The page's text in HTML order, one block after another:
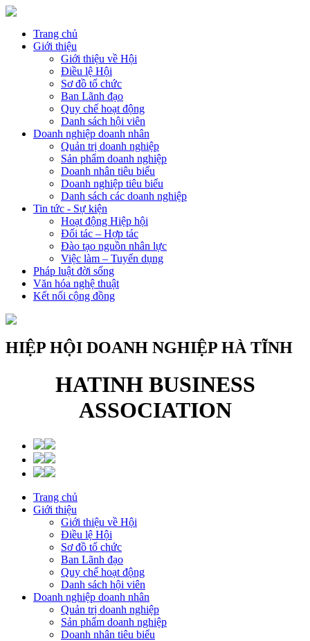
Trang chủ
Giới thiệu
Giới thiệu về Hội
Điều lệ Hội
Sơ đồ tổ chức
Ban Lãnh đạo
Quy chế hoạt động
Danh sách hội viên
Doanh nghiệp doanh nhân
Quản trị doanh nghiệp
Sản phẩm doanh nghiệp
Doanh nhân tiêu biểu
Doanh nghiệp tiêu biểu
Danh sách các doanh nghiệp
Tin tức - Sự kiện
Hoạt động Hiệp hội
Đối tác – Hợp tác
Đào tạo nguồn nhân lực
Việc làm – Tuyển dụng
Pháp luật đời sống
Văn hóa nghệ thuật
Kết nối cộng đồng
HIỆP HỘI DOANH NGHIỆP HÀ TĨNH
HATINH BUSINESS
ASSOCIATION
Trang chủ
Giới thiệu
Giới thiệu về Hội
Điều lệ Hội
Sơ đồ tổ chức
Ban Lãnh đạo
Quy chế hoạt động
Danh sách hội viên
Doanh nghiệp doanh nhân
Quản trị doanh nghiệp
Sản phẩm doanh nghiệp
Doanh nhân tiêu biểu